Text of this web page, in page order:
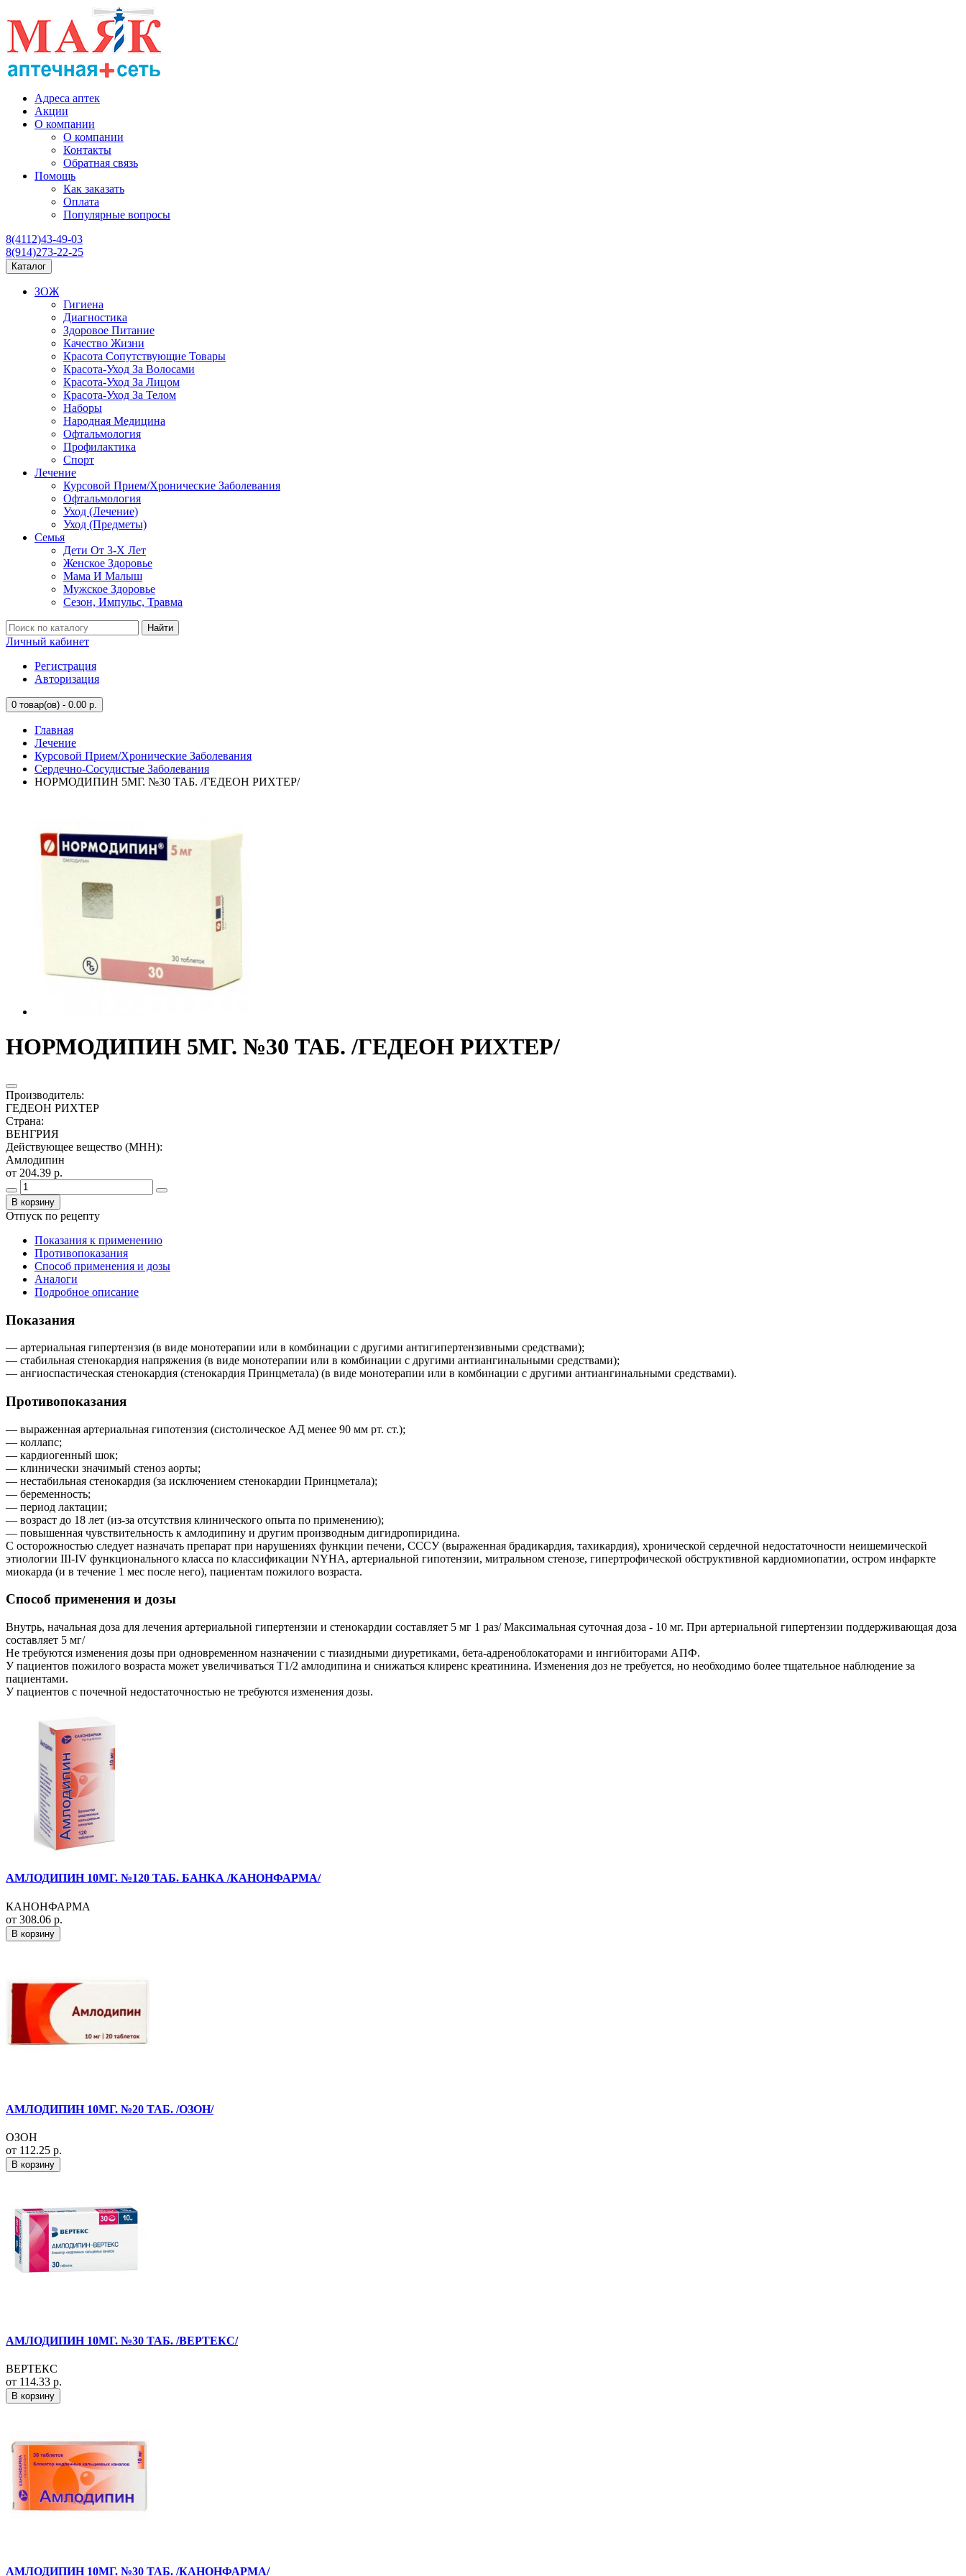
Адреса аптек
Акции
О компании
О компании
Контакты
Обратная связь
Помощь
Как заказать
Оплата
Популярные вопросы
8(4112)43-49-03
8(914)273-22-25
Каталог
ЗОЖ
Гигиена
Диагностика
Здоровое Питание
Качество Жизни
Красота Сопутствующие Товары
Красота-Уход За Волосами
Красота-Уход За Лицом
Красота-Уход За Телом
Наборы
Народная Медицина
Офтальмология
Профилактика
Спорт
Лечение
Курсовой Прием/Хронические Заболевания
Офтальмология
Уход (Лечение)
Уход (Предметы)
Семья
Дети От 3-Х Лет
Женское Здоровье
Мама И Малыш
Мужское Здоровье
Сезон, Импульс, Травма
Найти
Личный кабинет
Регистрация
Авторизация
0 товар(ов) - 0.00 р.
Главная
Лечение
Курсовой Прием/Хронические Заболевания
Сердечно-Сосудистые Заболевания
НОРМОДИПИН 5МГ. №30 ТАБ. /ГЕДЕОН РИХТЕР/
НОРМОДИПИН 5МГ. №30 ТАБ. /ГЕДЕОН РИХТЕР/
Производитель:
ГЕДЕОН РИХТЕР
Страна:
ВЕНГРИЯ
Действующее вещество (МНН):
Амлодипин
от 204.39 р.
В корзину
Отпуск по рецепту
Показания к применению
Противопоказания
Способ применения и дозы
Аналоги
Подробное описание
Показания
— артериальная гипертензия (в виде монотерапии или в комбинации с другими антигипертензивными средствами);
— стабильная стенокардия напряжения (в виде монотерапии или в комбинации с другими антиангинальными средствами);
— ангиоспастическая стенокардия (стенокардия Принцметала) (в виде монотерапии или в комбинации с другими антиангинальными средствами).
Противопоказания
— выраженная артериальная гипотензия (систолическое АД менее 90 мм рт. ст.);
— коллапс;
— кардиогенный шок;
— клинически значимый стеноз аорты;
— нестабильная стенокардия (за исключением стенокардии Принцметала);
— беременность;
— период лактации;
— возраст до 18 лет (из-за отсутствия клинического опыта по применению);
— повышенная чувствительность к амлодипину и другим производным дигидропиридина.
С осторожностью следует назначать препарат при нарушениях функции печени, СССУ (выраженная брадикардия, тахикардия), хронической сердечной недостаточности неишемической
этиологии III-IV функционального класса по классификации NYHA, артериальной гипотензии, митральном стенозе, гипертрофической обструктивной кардиомиопатии, остром инфаркте
миокарда (и в течение 1 мес после него), пациентам пожилого возраста.
Способ применения и дозы
Внутрь, начальная доза для лечения артериальной гипертензии и стенокардии составляет 5 мг 1 раз/ Максимальная суточная доза - 10 мг. При артериальной гипертензии поддерживающая доза
составляет 5 мг/
Не требуются изменения дозы при одновременном назначении с тиазидными диуретиками, бета-адреноблокаторами и ингибиторами АПФ.
У пациентов пожилого возраста может увеличиваться Т1/2 амлодипина и снижаться клиренс креатинина. Изменения доз не требуется, но необходимо более тщательное наблюдение за
пациентами.
У пациентов с почечной недостаточностью не требуются изменения дозы.
АМЛОДИПИН 10МГ. №120 ТАБ. БАНКА /КАНОНФАРМА/
КАНОНФАРМА
от 308.06 р.
В корзину
АМЛОДИПИН 10МГ. №20 ТАБ. /ОЗОН/
ОЗОН
от 112.25 р.
В корзину
АМЛОДИПИН 10МГ. №30 ТАБ. /ВЕРТЕКС/
ВЕРТЕКС
от 114.33 р.
В корзину
АМЛОДИПИН 10МГ. №30 ТАБ. /КАНОНФАРМА/